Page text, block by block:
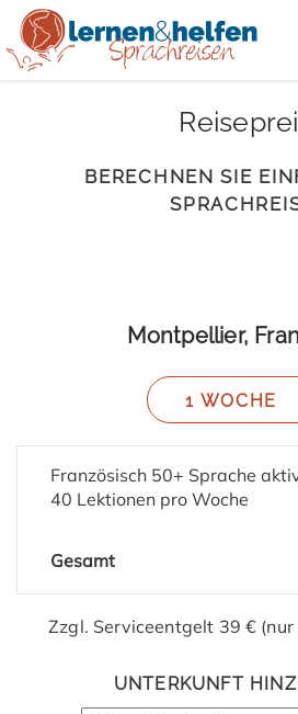
BERECHNEN SIE
Montpellier,
Französisch 50+ Sprache
40 Lektionen pro Woche
Gesamt
Zzgl. Serviceentgelt 39 € (nur
UNTERKUNFT